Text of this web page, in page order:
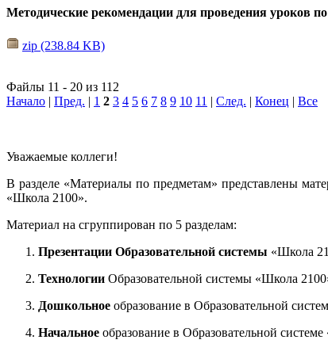
Методические рекомендации для проведения
zip (238.84 KB)
Файлы 11 - 20 из 112
Начало | Пред. | 1 2 3 4 5 6 7 8 9 10 11 | След. | Конец | Все
Уважаемые коллеги!
В разделе «Материалы по предметам» представлены
«Школа 2100».
Материал на сгруппирован по 5 разделам:
Презентации Образовательной системы «Школа
Технологии Образовательной системы «Школа
Дошкольное образование в Образовательной
Начальное образование в Образовательной